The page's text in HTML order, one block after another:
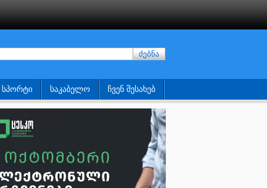
ძებნა
ᲡᲞᲝᲠᲢᲘ ᲡᲐᲙᲐᲑᲔᲚᲝ ᲩᲕᲔᲜ ᲨᲔᲡᲐᲮᲔᲑ